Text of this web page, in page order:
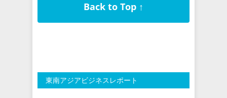
Back to Top ↑
東南アジアビジネスレポート